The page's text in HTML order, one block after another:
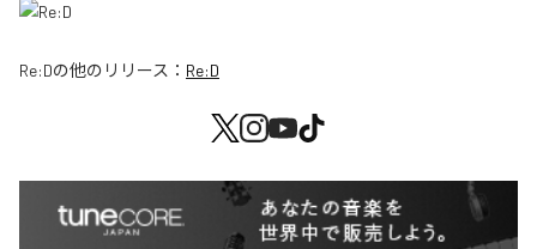
Re:Dの他のリリース： Re:D